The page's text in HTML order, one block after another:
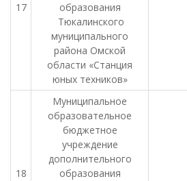
17
образования
Тюкалинского
муниципального
района Омской
области «Станция
юных техников»
18
Муниципальное
образовательное
бюджетное
учреждение
дополнительного
образования